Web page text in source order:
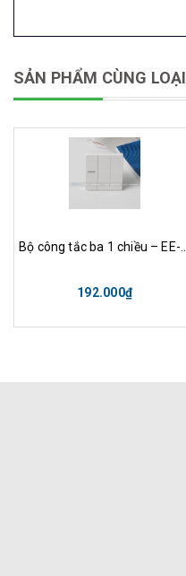
SẢN PHẨM CÙNG LOẠI
192.000₫